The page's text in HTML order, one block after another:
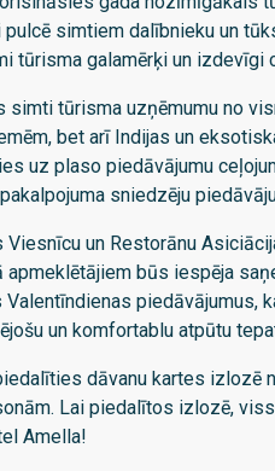
simtiem dalībnieku un
galamērķi un izdevīgi
simti tūrisma uzņēmumu no
bet arī Indijas un
uz plaso piedāvājumu
sniedzēju
un Restorānu
būs iespēja
piedāvājumus,
un komfortablu atpūtu
dāvanu kartes izlozē
Lai piedalītos izlozē,
Amella!